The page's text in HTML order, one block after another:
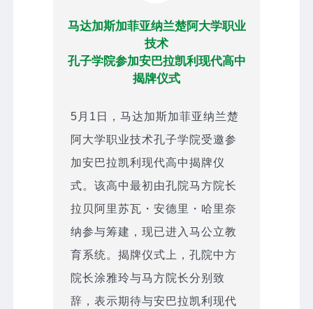
马达加斯加菲亚纳兰楚阿大学职业
技术
孔子学院参加安巴拉凯利现代高中
揭牌仪式
5月1日，马达加斯加菲亚纳兰楚
阿大学职业技术孔子学院受邀参
加安巴拉凯利现代高中揭牌仪
式。该高中最初由孔院马方院长
拉贝阿里苏瓦・安德里・哈里奈
纳参与筹建，现已进入马公立教
育系统。揭牌仪式上，孔院中方
院长涂雅玲与马方院长分别致
辞，表示期待与安巴拉凯利现代